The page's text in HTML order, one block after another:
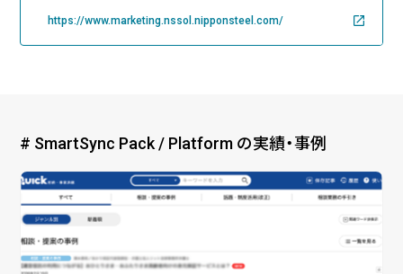
https://www.marketing.nssol.nipponsteel.com/
# SmartSync Pack / Platform の実績・事例